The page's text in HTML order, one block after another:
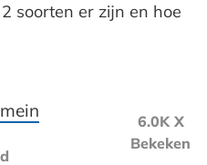
soorten er zijn en hoe
6.0K X
Bekeken